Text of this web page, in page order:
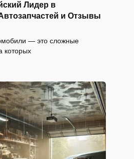
Лидер в
и Отзывы
— это сложные
которых